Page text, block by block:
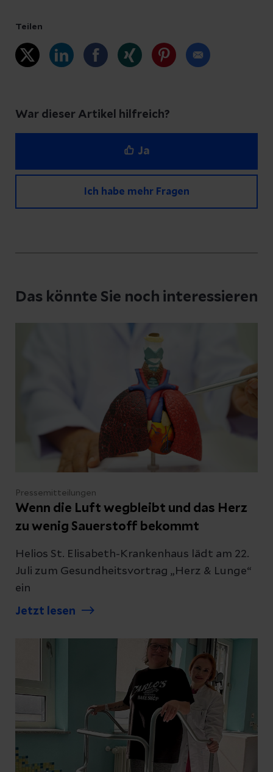
Teilen
War dieser Artikel hilfreich?
Ja
Ich habe mehr Fragen
Schreiben Sie uns eine Nachricht und geben
Sie Ihre E-Mail-Adresse an, damit wir uns bei
Ihnen melden können
Datenschutzerklärung zur Kenntnis genommen
Abbrechen
Das könnte Sie noch interessieren
Pressemitteilungen
Wenn die Luft wegbleibt und das Herz
zu wenig Sauerstoff bekommt
Helios St. Elisabeth-Krankenhaus lädt am 22.
Juli zum Gesundheitsvortrag „Herz & Lunge“
ein
Jetzt lesen